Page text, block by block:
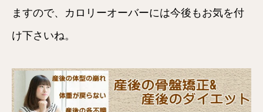
ますので、カロリーオーバーには今後もお気を付
け下さいね。